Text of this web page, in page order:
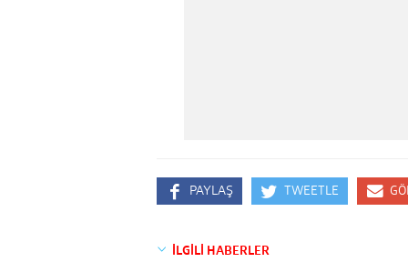
PAYLAŞ TWEETLE
İLGİLİ HABERLER